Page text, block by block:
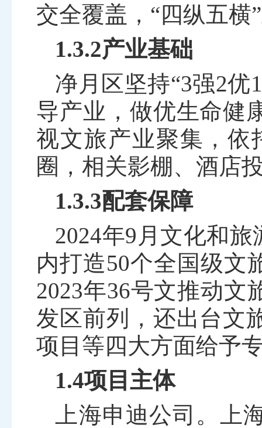
交全覆盖，“四纵五
1.3.2产业基础
净月区坚持“3强2优1
导产业，做优生命健
视文旅产业聚集，依
圈，相关影棚、酒店
1.3.3配套保障
2024年9 月文化和
内打造50个全国级文
2023年36号文推动文
发区前列，还出台文
项目等四大方面给予
1.4项目主体
上海申迪公司。
上